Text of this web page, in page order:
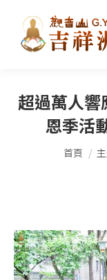
超過萬人
恩季活
您在這
首頁